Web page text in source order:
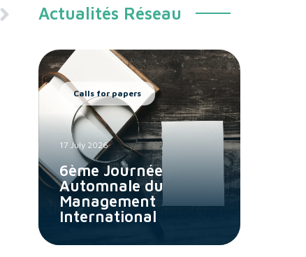
Actualités Réseau
Calls for papers
17 July 2026
6ème Journée
Automnale du
Management
International